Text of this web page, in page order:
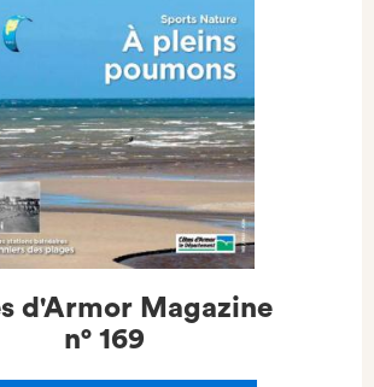
d'Armor Magazine
n° 169